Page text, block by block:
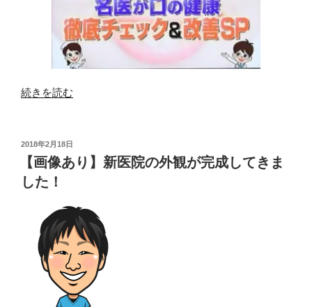
“TV「ジ
チ
ュ
ー
ン」
続きを読む
投
日:
2018年2月18日
【画像あり】新医院の外観が完成してきま
した！